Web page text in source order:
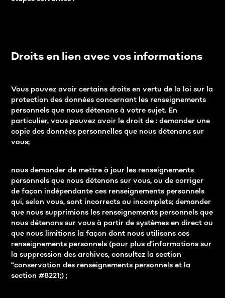
Droits en lien avec vos informations
Vous pouvez avoir certains droits en vertu de la loi sur la
protection des données concernant les renseignements
personnels que nous détenons à votre sujet. En
particulier, vous pouvez avoir le droit de : demander une
copie des données personnelles que nous détenons sur
vous;
nous demander de mettre à jour les renseignements
personnels que nous détenons sur vous, ou de corriger
de façon indépendante ces renseignements personnels
qui, selon vous, sont incorrects ou incomplets; demander
que nous supprimions les renseignements personnels que
nous détenons sur vous à partir de systèmes en direct ou
que nous limitions la façon dont nous utilisons ces
renseignements personnels (pour plus d’informations sur
la suppression des archives, consultez la section
“conservation des renseignements personnels et la
section #8221;) ;